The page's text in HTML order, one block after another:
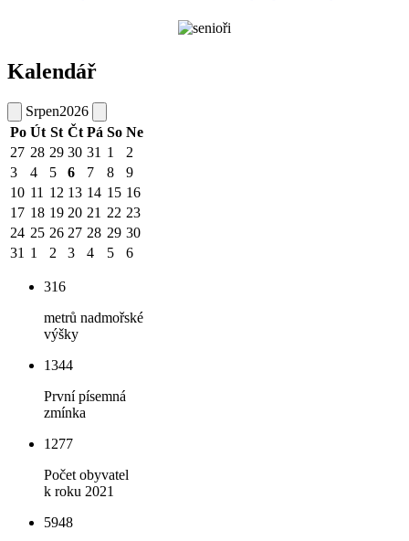
Kalendář
Srpen2026
Po Út St Čt Pá So Ne
27 28 29 30 31 1
2
3
4 5 6 7 8
9
10 11 12 13 14 15 16
17 18 19 20 21 22 23
24 25 26 27 28 29 30
31 1 2 3 4 5 6
316
metrů nadmořské
výšky
1344
První písemná
zmínka
1277
Počet obyvatel
k roku 2021
5948